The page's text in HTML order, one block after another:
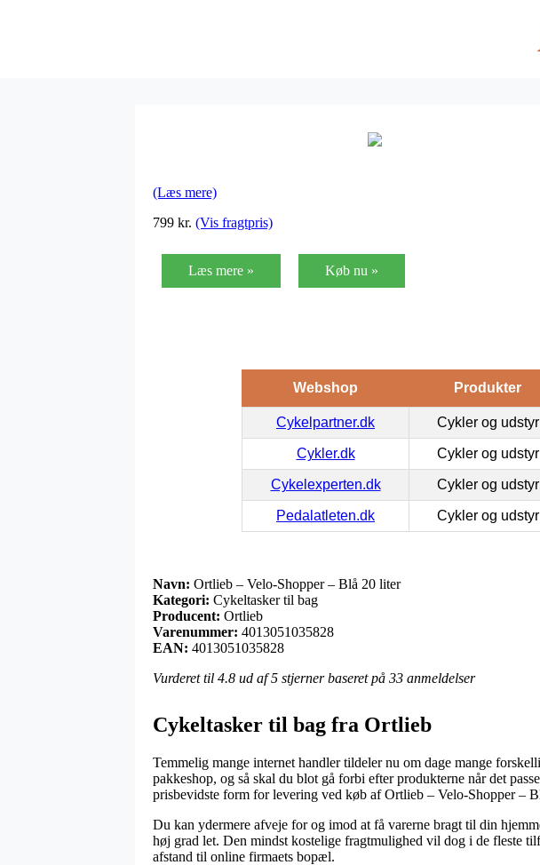
(Læs mere)
799 kr. (Vis fragtpris)
Læs mere » Køb nu »
Webshop Produkter
Cykelpartner.dk Cykler og udstyr
Cykler.dk Cykler og udstyr
Cykelexperten.dk Cykler og udstyr
Pedalatleten.dk Cykler og udstyr
Navn: Ortlieb – Velo-Shopper – Blå 20 liter
Kategori: Cykeltasker til bag
Producent: Ortlieb
Varenummer: 4013051035828
EAN: 4013051035828
Vurderet til 4.8 ud af 5 stjerner baseret på 33 anmeldelser
Cykeltasker til bag fra Ortlieb
Temmelig mange internet handler tildeler nu om dage mange
pakkeshop, og så skal du blot gå forbi efter produkterne når det
prisbevidste form for levering ved køb af Ortlieb – Velo-Shopper –
Du kan ydermere afveje for og imod at få varerne bragt til din
høj grad let. Den mindst kostelige fragtmulighed vil dog i de fleste
afstand til online firmaets bopæl.